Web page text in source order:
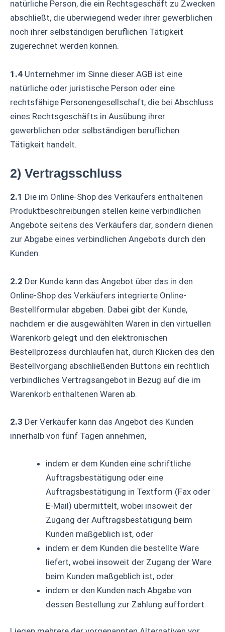
natürliche Person, die ein Rechtsgeschäft zu Zwecken
abschließt, die überwiegend weder ihrer gewerblichen
noch ihrer selbständigen beruflichen Tätigkeit
zugerechnet werden können.
1.4 Unternehmer im Sinne dieser AGB ist eine
natürliche oder juristische Person oder eine
rechtsfähige Personengesellschaft, die bei Abschluss
eines Rechtsgeschäfts in Ausübung ihrer
gewerblichen oder selbständigen beruflichen
Tätigkeit handelt.
2) Vertragsschluss
2.1 Die im Online-Shop des Verkäufers enthaltenen
Produktbeschreibungen stellen keine verbindlichen
Angebote seitens des Verkäufers dar, sondern dienen
zur Abgabe eines verbindlichen Angebots durch den
Kunden.
2.2 Der Kunde kann das Angebot über das in den
Online-Shop des Verkäufers integrierte Online-
Bestellformular abgeben. Dabei gibt der Kunde,
nachdem er die ausgewählten Waren in den virtuellen
Warenkorb gelegt und den elektronischen
Bestellprozess durchlaufen hat, durch Klicken des den
Bestellvorgang abschließenden Buttons ein rechtlich
verbindliches Vertragsangebot in Bezug auf die im
Warenkorb enthaltenen Waren ab.
2.3 Der Verkäufer kann das Angebot des Kunden
innerhalb von fünf Tagen annehmen,
indem er dem Kunden eine schriftliche
Auftragsbestätigung oder eine
Auftragsbestätigung in Textform (Fax oder
E-Mail) übermittelt, wobei insoweit der
Zugang der Auftragsbestätigung beim
Kunden maßgeblich ist, oder
indem er dem Kunden die bestellte Ware
liefert, wobei insoweit der Zugang der Ware
beim Kunden maßgeblich ist, oder
indem er den Kunden nach Abgabe von
dessen Bestellung zur Zahlung auffordert.